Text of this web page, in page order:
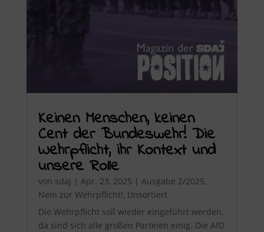
Keinen Menschen, keinen
Cent der Bundeswehr! Die
Wehrpflicht, ihr Kontext und
unsere Rolle
von sdaj | Apr. 23, 2025 | Ausgabe 2/2025,
Nein zur Wehrpflicht!, Unsortiert
Die Wehrpflicht soll wieder eingeführt werden,
da sind sich alle großen Parteien einig. Die AfD